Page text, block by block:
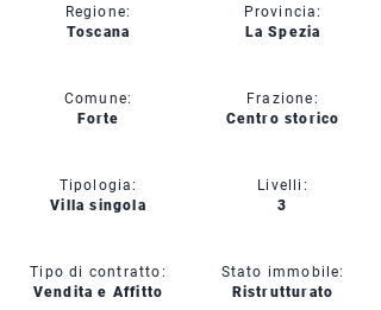
Regione:
Toscana
Comune:
Forte
Tipologia:
Villa singola
Tipo di contratto:
Vendita e Affitto
Provincia:
La Spezia
Frazione:
Centro storico
Livelli:
3
Stato immobile:
Ristrutturato